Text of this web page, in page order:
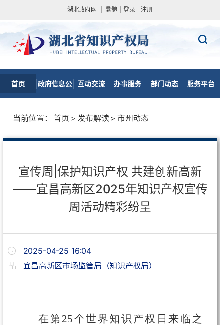
湖北政府网 繁體 登录 注册
首页 政府信息公 互动交流 办事服务 部门动态 服务平台
当前位置： 首页 > 发布解读 > 市州动态
宣传周|保护知识产权 共建创新高新
——宜昌高新区2025年知识产权宣传
周活动精彩纷呈
2025-04-25 16:04
宜昌高新区市场监管局（知识产权局）
在第25个世界知识产权日来临之